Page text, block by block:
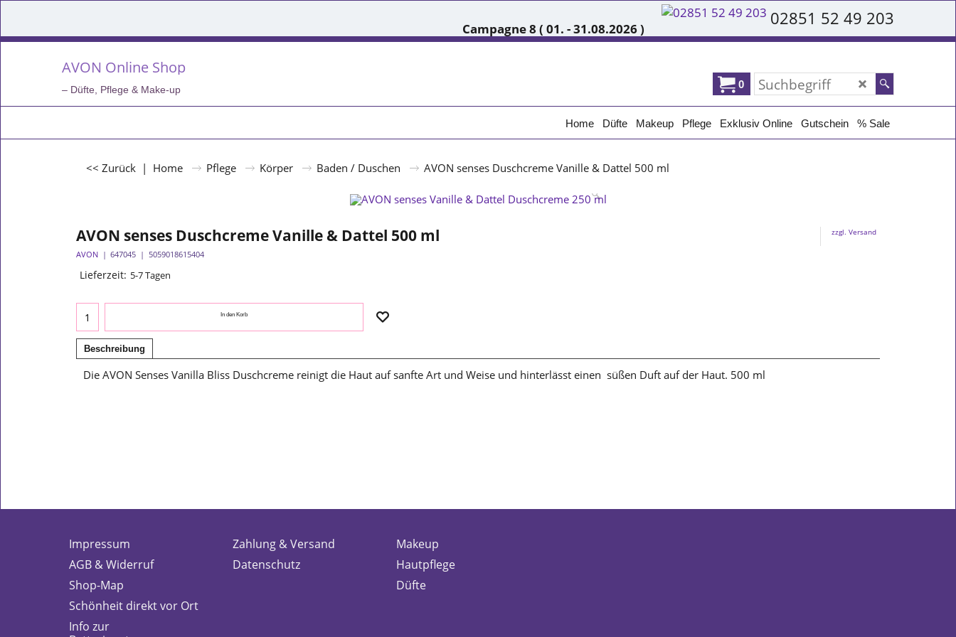
Campagne 8 ( 01. - 31.08.2026 ) 02851 52 49 203
AVON Online Shop
– Düfte, Pflege & Make-up 0
Home Düfte Makeup Pflege Exklusiv Online Gutschein % Sale
<< Zurück | Home Pflege Körper Baden / Duschen AVON senses Duschcreme Vanille & Dattel 500 ml
AVON senses Duschcreme Vanille & Dattel 500 ml
AVON 647045 5059018615404
zzgl. Versand
Lieferzeit: 5-7 Tagen
In den Korb
Beschreibung
Die AVON Senses Vanilla Bliss Duschcreme reinigt die Haut auf sanfte Art und Weise und hinterlässt einen süßen Duft auf der Haut. 500 ml
Impressum
AGB & Widerruf
Shop-Map
Schönheit direkt vor Ort
Info zur
Zahlung & Versand
Datenschutz
Makeup
Hautpflege
Düfte